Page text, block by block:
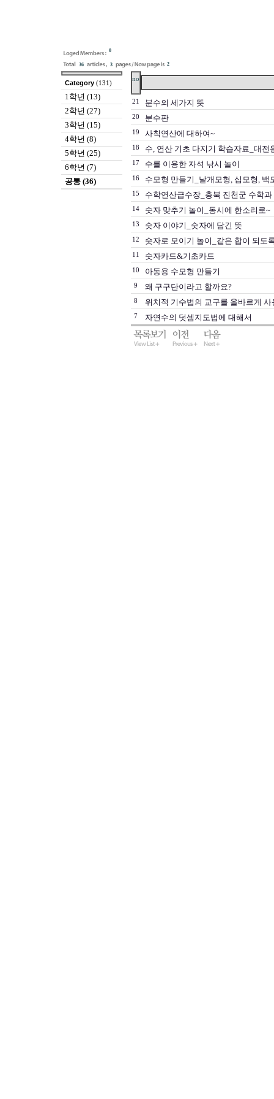
0
36 3 2
Category (131)
1학년 (13)
2학년 (27)
3학년 (15)
4학년 (8)
5학년 (25)
6학년 (7)
공통 (36)
no
21 분수의 세가지 뜻
20 분수판
19 사칙연산에 대하여~
18 수, 연산 기초 다지기 학습자료_대전
17 수를 이용한 자석 낚시 놀이
16 수모형 만들기_낱개모형, 십모형, 백
15 수학연산급수장_충북 진천군 수학
14 숫자 맞추기 놀이_동시에 한소리로~
13 숫자 이야기_숫자에 담긴 뜻
12 숫자로 모이기 놀이_같은 합이 되도
11 숫자카드&기초카드
10 아동용 수모형 만들기
9 왜 구구단이라고 할까요?
8 위치적 기수법의 교구를 올바르게
7 자연수의 덧셈지도법에 대해서